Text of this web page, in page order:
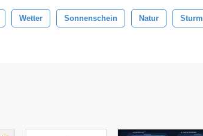
Wetter Sonnenschein Natur Sturm